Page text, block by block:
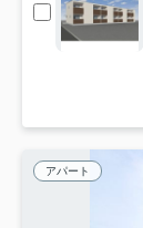
アパート